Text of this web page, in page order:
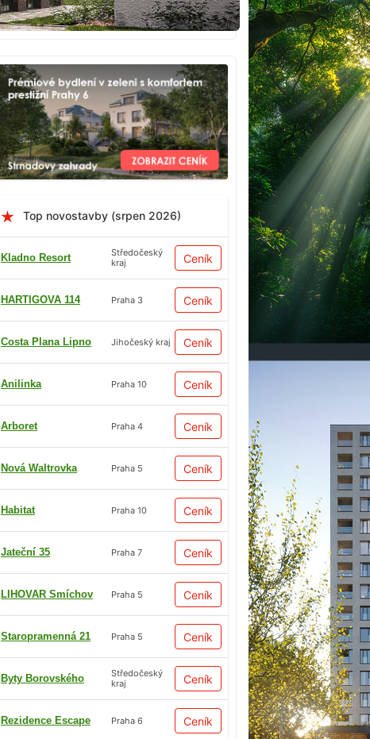
Top novostavby (srpen 2026)
Kladno Resort
Středočeský
kraj
Ceník
HARTIGOVA 114 Praha 3 Ceník
Costa Plana Lipno Jihočeský kraj Ceník
Anilinka Praha 10 Ceník
Arboret Praha 4 Ceník
Nová Waltrovka Praha 5 Ceník
Habitat Praha 10 Ceník
Jateční 35 Praha 7 Ceník
LIHOVAR Smíchov Praha 5 Ceník
Staropramenná 21 Praha 5 Ceník
Byty Borovského
Středočeský
kraj
Ceník
Rezidence Escape Praha 6 Ceník